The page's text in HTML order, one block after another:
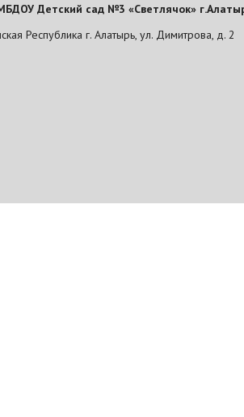
Детский сад №3 «Светлячок»
Республика г. Алатырь, ул. Димитрова, д. 2